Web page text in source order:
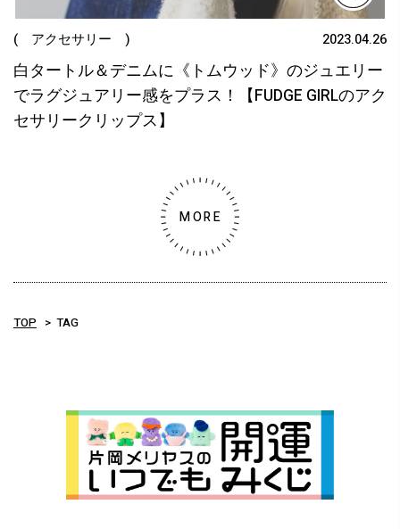
( アクセサリー ) 2023.04.26
白タートル＆デニムに《トムウッド》のジュエリー
でラグジュアリー感をプラス！【FUDGE GIRLのアク
セサリークリップス】
MORE
TOP TAG